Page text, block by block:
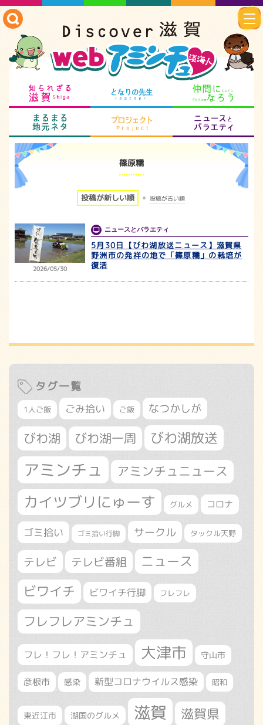
知られざる滋賀 となりの先生
まるまる地元ネタ プロジェクト
篠原糯
投稿が新しい順 投稿が古い順
2026/05/30
ニュースとバラエティ
5月30日【びわ湖放送ニュース】滋賀県
野洲市の発祥の地で「篠原糯」の栽培が
復活
タグ一覧
1人ご飯 ごみ拾い ご飯 なつかしが
びわ湖 びわ湖一周 びわ湖放送
アミンチュ アミンチュニュース
カイツブリにゅーす グルメ コロナ
ゴミ拾い ゴミ拾い行脚 サークル タックル天野
テレビ テレビ番組 ニュース
ビワイチ ビワイチ行脚 フレフレ
フレフレアミンチュ
フレ！フレ！アミンチュ 大津市 守山市
彦根市 感染 新型コロナウイルス感染 昭和
東近江市 湖国のグルメ 滋賀 滋賀県